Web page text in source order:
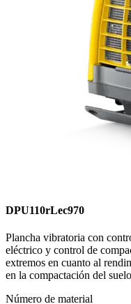
DPU110rLec970
Plancha vibratoria con
eléctrico y control de
extremos en cuanto al
en la compactación del
Número de material